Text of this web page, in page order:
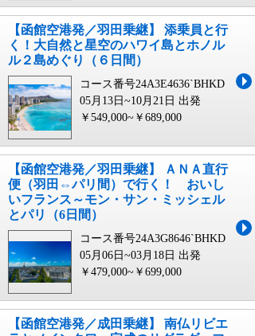
【函館空港発／羽田乗継】 添乗員と行
く！大自然と星空のハワイ島とホノル
ル２島めぐり（６日間）
コース番号24A3E4636`BHKD
05月13日~10月21日 出発
￥549,000~￥689,000
【函館空港発／羽田乗継】 ＡＮＡ直行
便（羽田⇔パリ間）で行く！ おいし
いフランス～モン・サン・ミッシェル
とパリ（6日間）
コース番号24A3G8646`BHKD
05月06日~03月18日 出発
￥479,000~￥699,000
【函館空港発／成田乗継】 南仏リビエ